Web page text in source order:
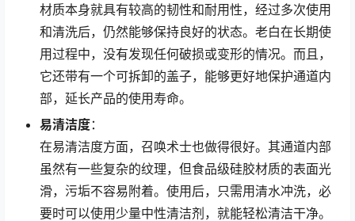
材质本身就具有较高的韧性和耐用性，经过多次使用
和清洗后，仍然能够保持良好的状态。老白在长期使
用过程中，没有发现任何破损或变形的情况。而且，
它还带有一个可拆卸的盖子，能够更好地保护通道内
部，延长产品的使用寿命。
易清洁度：
在易清洁度方面，召唤术士也做得很好。其通道内部
虽然有一些复杂的纹理，但食品级硅胶材质的表面光
滑，污垢不容易附着。使用后，只需用清水冲洗，必
要时可以使用少量中性清洁剂，就能轻松清洁干净。